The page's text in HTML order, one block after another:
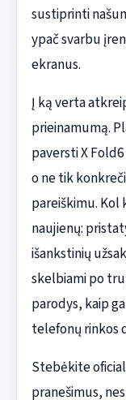
sustiprinti
ypač svarbu
ekranus.
Į ką verta
prieinamumą.
paversti X
o ne tik
pareiškimu. Kol
naujienų:
išankstinių
skelbiami po
parodys, kaip
telefonų rinkos
Stebėkite
pranešimus,